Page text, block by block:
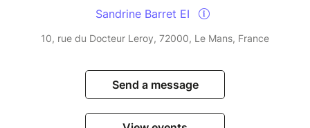
Sandrine Barret EI
10, rue du Docteur Leroy, 72000, Le Mans, France
Send a message